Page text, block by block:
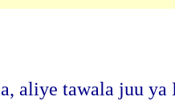
aliye tawala juu